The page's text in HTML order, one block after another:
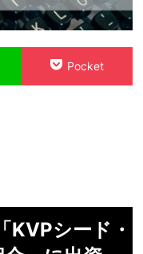
Pocket
KVPシード・